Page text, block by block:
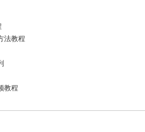
法教程
教程